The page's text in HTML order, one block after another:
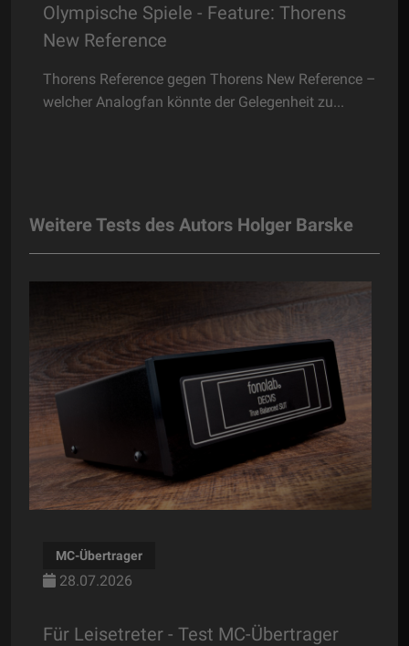
Feature: Thorens
Thorens New Reference –
der Gelegenheit zu...
Der perfekte Partner -
Es gibt Marken, die man
bestimmten Gerätegattung
Weitere Tests des Autors Holger Barske
MC-Übertrager Der Klassenprimus -